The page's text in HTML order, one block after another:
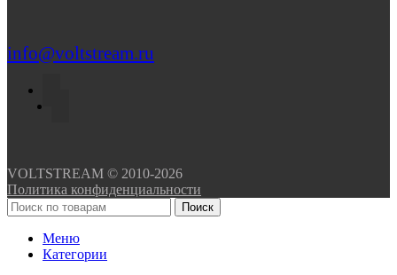
info@voltstream.ru
VOLTSTREAM © 2010-2026
Политика конфиденциальности
Поиск
Меню
Категории